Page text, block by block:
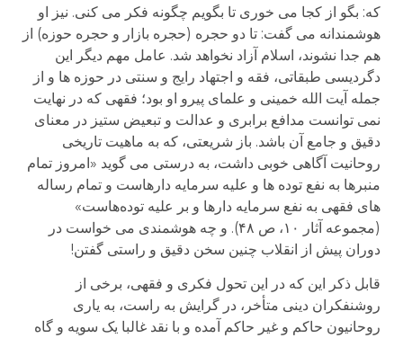
که: بگو از کجا می خوری تا بگویم چگونه فکر می کنی. نیز او
هوشمندانه می گفت: تا دو حجره (حجره بازار و حجره حوزه) از
هم جدا نشوند، اسلام آزاد نخواهد شد. عامل مهم دیگر این
دگردیسی طبقاتی، فقه و اجتهاد رایج و سنتی در حوزه ها و از
جمله آیت الله خمینی و علمای پیرو او بود؛ فقهی که در نهایت
نمی توانست مدافع برابری و عدالت و تبعیض ستیز در معنای
دقیق و جامع آن باشد. باز شریعتی، که به ماهیت تاریخی
روحانیت آگاهی خوبی داشت، به درستی می گوید «امروز تمام
منبرها به نفع توده ها و علیه سرمایه دارهاست و تمام رساله
های فقهی به نفع سرمایه دارها و بر علیه توده‌هاست»
(مجموعه آثار ۱۰، ص ۴۸). و چه هوشمندی می خواست در
دوران پیش از انقلاب چنین سخن دقیق و راستی گفتن!
قابل ذکر این که در این تحول فکری و فقهی، برخی از
روشنفکران دینی متأخر، در گرایش به راست، به یاری
روحانیون حاکم و غیر حاکم آمده و با نقد غالبا یک سویه و گاه